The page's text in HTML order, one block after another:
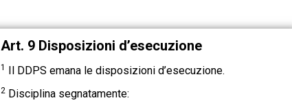
Art. 9 Disposizioni d’esecuzione
1 Il DDPS emana le disposizioni d’esecuzione.
2Disciplina segnatamente: